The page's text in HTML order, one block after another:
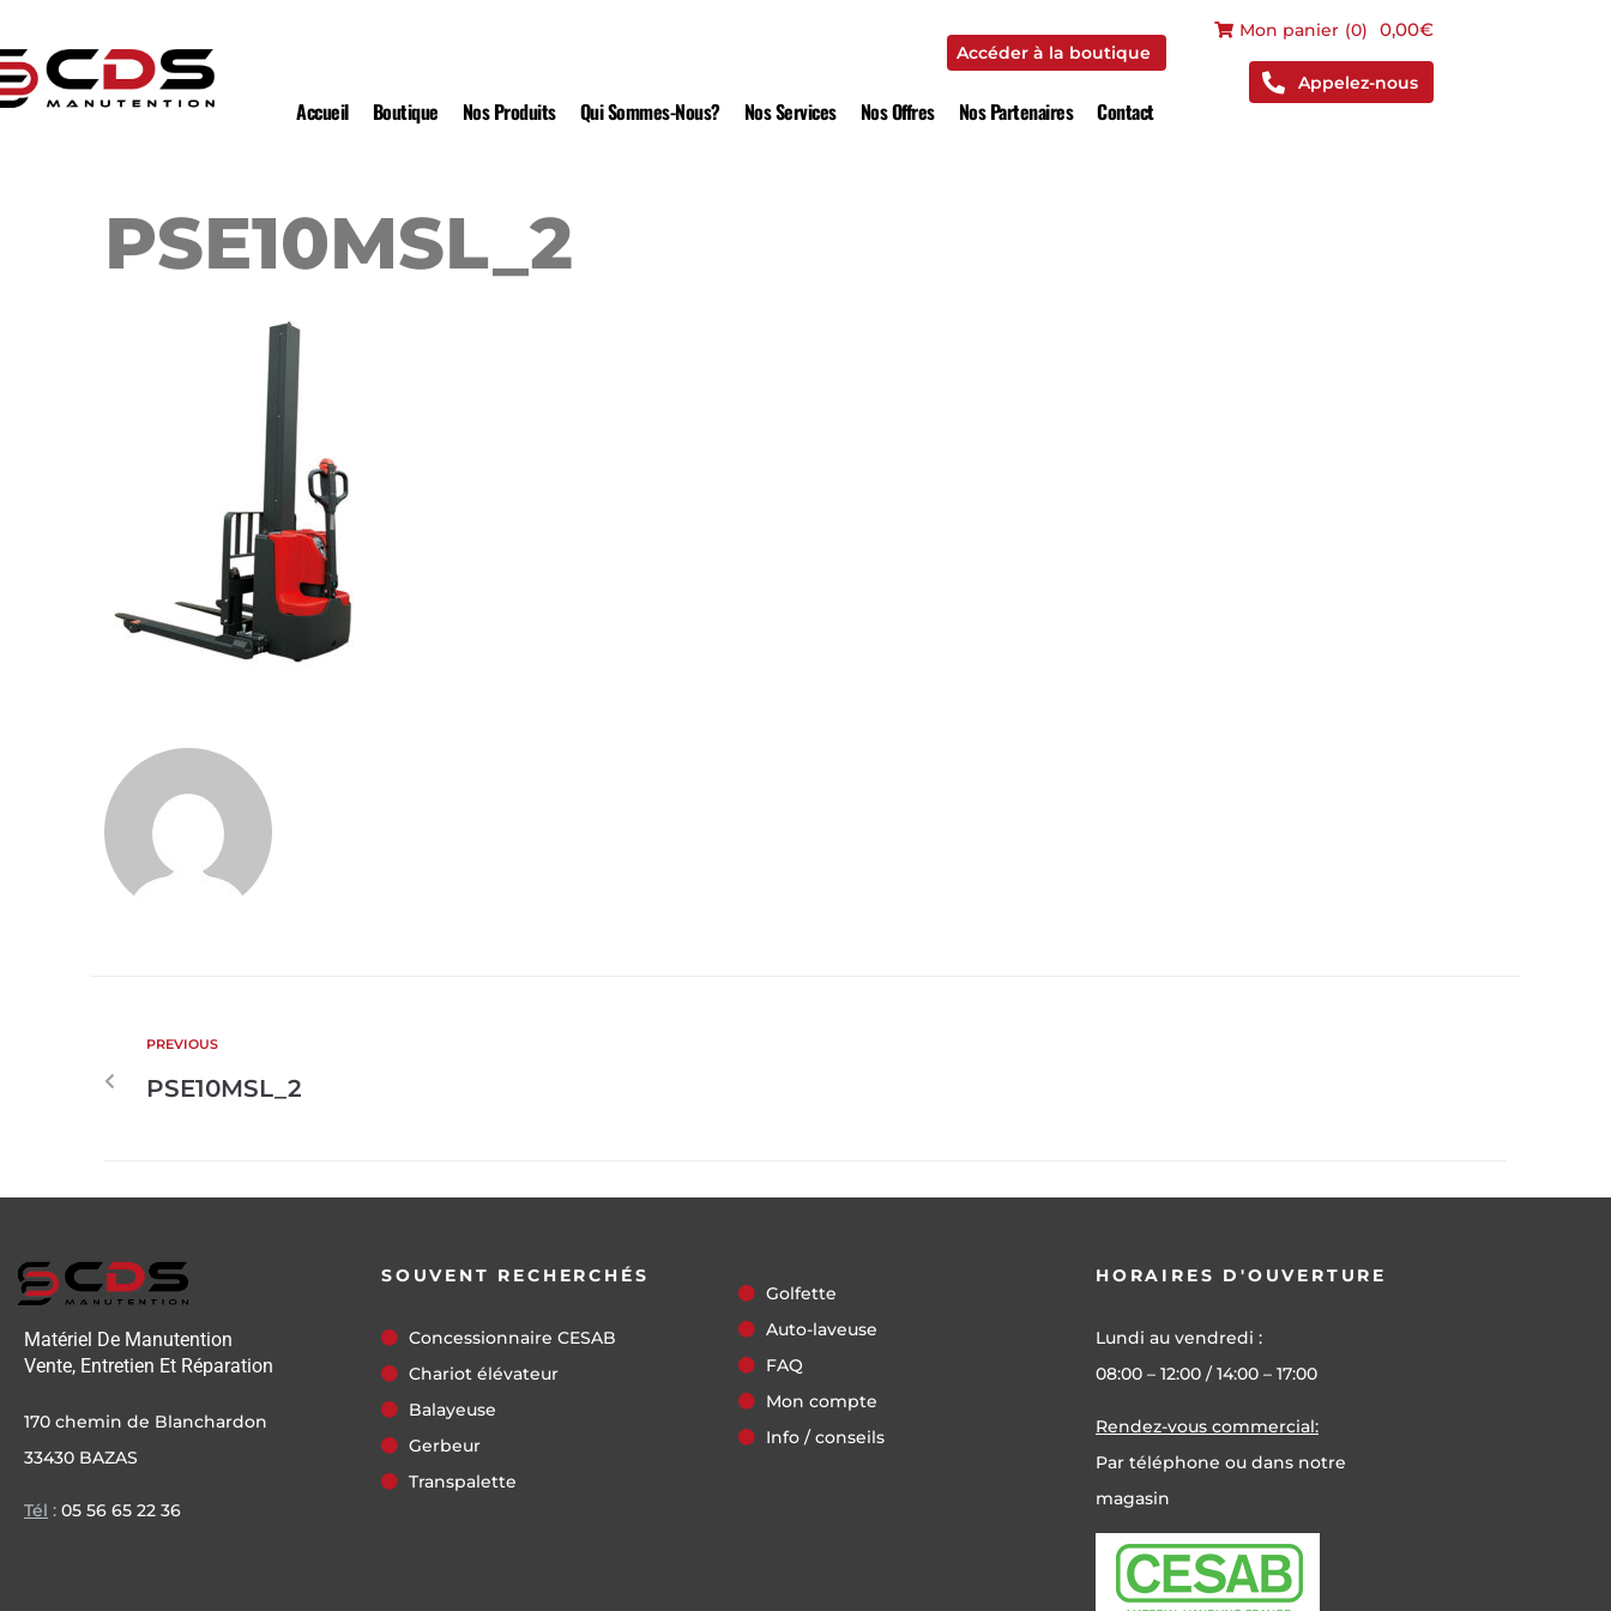
Accéder à la boutique
Accueil Boutique Nos Produits Qui Sommes-Nous? Nos Services Nos Offres Nos Partenaires Contact
Mon panier (0) 0,00€
Appelez-nous
PSE10MSL_2
PREVIOUS
PSE10MSL_2
Matériel De Manutention
Vente, Entretien Et Réparation
170 chemin de Blanchardon
33430 BAZAS
Tél : 05 56 65 22 36
SOUVENT RECHERCHÉS
Concessionnaire CESAB
Chariot élévateur
Balayeuse
Gerbeur
Transpalette
Golfette
Auto-laveuse
FAQ
Mon compte
Info / conseils
HORAIRES D'OUVERTURE
Lundi au vendredi :
08:00 – 12:00 / 14:00 – 17:00
Rendez-vous commercial:
Par téléphone ou dans notre
magasin